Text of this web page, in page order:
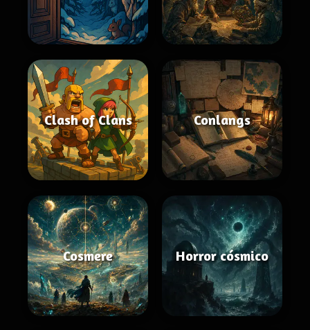
Clash of Clans Conlangs
Cosmere Horror cósmico